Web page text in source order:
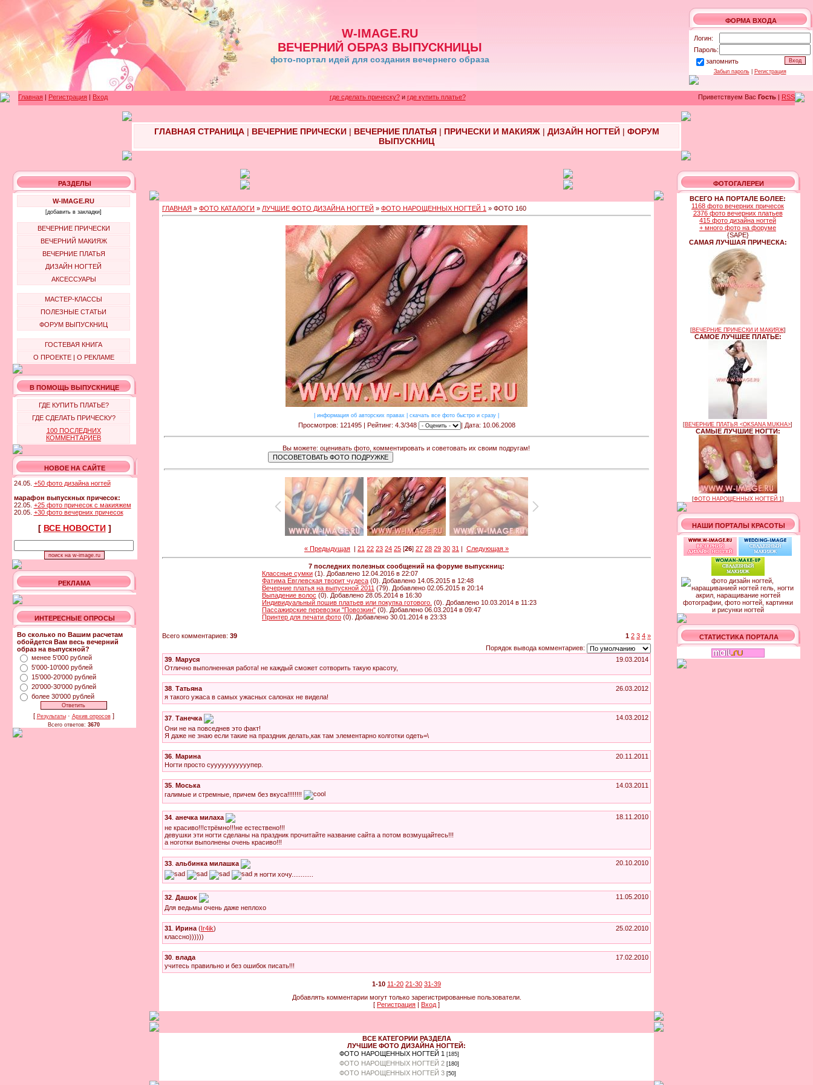
W-IMAGE.RU
ВЕЧЕРНИЙ ОБРАЗ ВЫПУСКНИЦЫ
фото-портал идей для создания вечернего образа
ФОРМА ВХОДА
Логин:
Пароль:
запомнить
Забыл пароль| Регистрация
Главная | Регистрация | Вход где сделать прическу?и где купить платье? Приветствуем Вас Гость | RSS
ГЛАВНАЯ СТРАНИЦА| ВЕЧЕРНИЕ ПРИЧЕСКИ| ВЕЧЕРНИЕ ПЛАТЬЯ| ПРИЧЕСКИ И МАКИЯЖ| ДИЗАЙН НОГТЕЙ| ФОРУМ
ВЫПУСКНИЦ
РАЗДЕЛЫ
W-IMAGE.RU
[добавить в закладки]
ВЕЧЕРНИЕ ПРИЧЕСКИ
ВЕЧЕРНИЙ МАКИЯЖ
ВЕЧЕРНИЕ ПЛАТЬЯ
ДИЗАЙН НОГТЕЙ
АКСЕССУАРЫ
МАСТЕР-КЛАССЫ
ПОЛЕЗНЫЕ СТАТЬИ
ФОРУМ ВЫПУСКНИЦ
ГОСТЕВАЯ КНИГА
О ПРОЕКТЕ| О РЕКЛАМЕ
В ПОМОЩЬ ВЫПУСКНИЦЕ
ГДЕ КУПИТЬ ПЛАТЬЕ?
ГДЕ СДЕЛАТЬ ПРИЧЕСКУ?
100 ПОСЛЕДНИХ
КОММЕНТАРИЕВ
НОВОЕ НА САЙТЕ
24.05. +50 фото дизайна ногтей
марафон выпускных причесок:
22.05. +25 фото причесок с макияжем
20.05. +30 фото вечерних причесок
[ ВСЕ НОВОСТИ]
РЕКЛАМА
ИНТЕРЕСНЫЕ ОПРОСЫ
Во сколько по Вашим расчетам
обойдется Вам весь вечерний
образ на выпускной?
менее 5'000 рублей
5'000-10'000 рублей
15'000-20'000 рублей
20'000-30'000 рублей
более 30'000 рублей
[ Результаты· Архив опросов]
Всего ответов: 3670
ГЛАВНАЯ » ФОТО КАТАЛОГИ » ЛУЧШИЕ ФОТО ДИЗАЙНА НОГТЕЙ » ФОТО НАРОЩЕННЫХ НОГТЕЙ 1 » ФОТО 160
информация об авторских правах скачать все фото быстро и сразу
Просмотров: 121495 | Рейтинг: 4.3/348 | Дата: 10.06.2008
Вы можете: оценивать фото, комментировать и советовать их своим подругам!
« Предыдущая | 21 22 23 24 25 [26] 27 28 29 30 31 | Следующая »
7 последних полезных сообщений на форуме выпускниц:
Классные сумки (1). Добавлено 12.04.2016 в 22:07
Фатима Евглевская творит чудеса (0). Добавлено 14.05.2015 в 12:48
Вечерние платья на выпускной 2011 (79). Добавлено 02.05.2015 в 20:14
Выпадение волос (0). Добавлено 28.05.2014 в 16:30
Индивидуальный пошив платьев или покупка готового. (0). Добавлено 10.03.2014 в 11:23
Пассажирские перевозки "Повозкин" (0). Добавлено 06.03.2014 в 09:47
Принтер для печати фото (0). Добавлено 30.01.2014 в 23:33
Всего комментариев: 39 1 2 3 4 »
Порядок вывода комментариев:
19.03.2014
39
Маруся
Отлично выполненная работа! не каждый сможет сотворить такую красоту,
26.03.2012
38 Татьяна
я такого ужаса в самых ужасных салонах не видела!
14.03.2012
37 Танечка
Они не на повседнев это факт!
Я даже не знаю если такие на праздник делать,как там элементарно колготки одеть=\
20.11.2011
36
Марина
Ногти просто сууууууууууупер.
14.03.2011
35
Моська
галимые и стремные, причем без вкуса!!!!!!!!
18.11.2010
34 анечка милаха
не красиво!!!стрёмно!!!не естествено!!!
девушки эти ногти сделаны на праздник прочитайте название сайта а потом возмущайтесь!!!
а ноготки выполнены очень красиво!!!
20.10.2010
33 альбинка милашка
я ногти хочу............
11.05.2010
32 Дашок
Для ведьмы очень даже неплохо
25.02.2010
31 Ирина ( Ir4ik)
классно))))))
17.02.2010
30 влада
учитесь правильно и без ошибок писать!!!
1-10 11-20 21-30 31-39
Добавлять комментарии могут только зарегистрированные пользователи.
[ Регистрация Вход ]
ВСЕ КАТЕГОРИИ РАЗДЕЛА
ЛУЧШИЕ ФОТО ДИЗАЙНА НОГТЕЙ:
ФОТО НАРОЩЕННЫХ НОГТЕЙ 1 [185]
ФОТО НАРОЩЕННЫХ НОГТЕЙ 2 [180]
ФОТО НАРОЩЕННЫХ НОГТЕЙ 3 [50]
ФОТОГАЛЕРЕИ
ВСЕГО НА ПОРТАЛЕ БОЛЕЕ:
1168 фото вечерних причесок
2376 фото вечерних платьев
415 фото дизайна ногтей
+ много фото на форуме
{SAPE}
САМАЯ ЛУЧШАЯ ПРИЧЕСКА:
[ВЕЧЕРНИЕ ПРИЧЕСКИ И МАКИЯЖ]
САМОЕ ЛУЧШЕЕ ПЛАТЬЕ:
[ВЕЧЕРНИЕ ПЛАТЬЯ <OKSANA MUKHA>]
САМЫЕ ЛУЧШИЕ НОГТИ:
[ФОТО НАРОЩЕННЫХ НОГТЕЙ 1]
НАШИ ПОРТАЛЫ КРАСОТЫ
СТАТИСТИКА ПОРТАЛА